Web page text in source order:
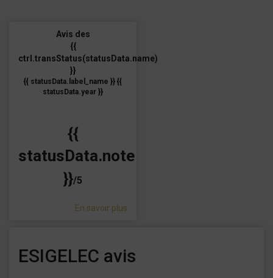
Avis des
{{
ctrl.transStatus(statusData.name)
}}
{{ statusData.label_name }} {{
statusData.year }}
{{
statusData.note
}}/5
En savoir plus
ESIGELEC avis